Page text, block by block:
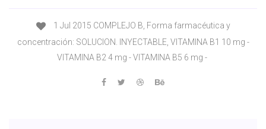
1 Jul 2015 COMPLEJO B, Forma farmacéutica y
concentración: SOLUCION. INYECTABLE, VITAMINA B1 10 mg -
VITAMINA B2 4 mg - VITAMINA B5 6 mg -